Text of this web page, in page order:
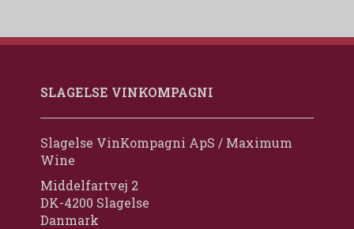
SLAGELSE VINKOMPAGNI
Slagelse VinKompagni ApS / Maximum
Wine
Middelfartvej 2
DK-4200 Slagelse
Danmark